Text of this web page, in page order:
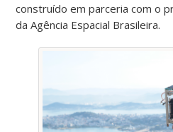
construído em parceria com o
da Agência Espacial Brasileira.